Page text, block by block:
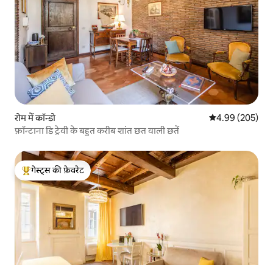
रोम में कॉन्डो औसत रेटिंग 5 में से
4.99 (205)
फ़ॉन्टाना डि ट्रेवी के बहुत करीब शांत छत वाली छतें
गेस्ट्स का टॉप फ़ेवरेट
गेस्ट्स की फ़ेवरेट